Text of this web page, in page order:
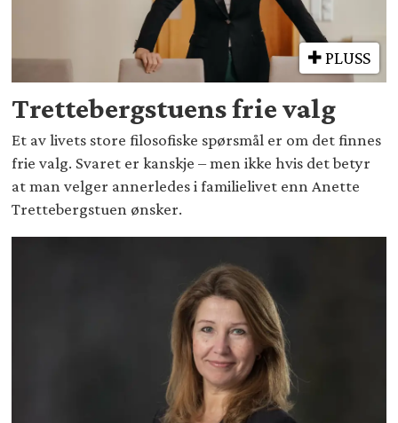
PLUSS
Trettebergstuens frie valg
Et av livets store filosofiske spørsmål er om det finnes
frie valg. Svaret er kanskje – men ikke hvis det betyr
at man velger annerledes i familielivet enn Anette
Trettebergstuen ønsker.